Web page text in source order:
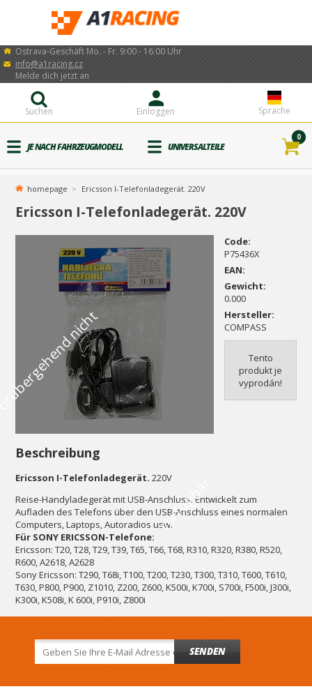
Ostrava-Geschäft Mo. - Fr. 9:00 - 16:00 Uhr
info@a1racing.cz
Sprache
Einloggen
Melde dich jetzt an
Suchen
JE NACH FAHRZEUGMODELL UNIVERSALTEILE
0
homepage Ericsson I-Telefonladegerät. 220V
Ericsson I-Telefonladegerät. 220V
r
Code:
P75436X
EAN:
Gewicht:
0.000
Hersteller:
COMPASS
Tento
produkt je
vyprodán!
Beschreibung
Ericsson I-Telefonladegerät. 220V
Reise-Handyladegerät mit USB-Anschluss. Entwickelt zum
Aufladen des Telefons über den USB-Anschluss eines normalen
Computers, Laptops, Autoradios usw.
Für SONY ERICSSON-Telefone:
Ericsson: T20, T28, T29, T39, T65, T66, T68, R310, R320, R380, R520,
R600, A2618, A2628
Sony Ericsson: T290, T68i, T100, T200, T230, T300, T310, T600, T610,
T630, P800, P900, Z1010, Z200, Z600, K500i, K700i, S700i, F500i, J300i,
K300i, K508i, K 600i, P910i, Z800i
SENDEN